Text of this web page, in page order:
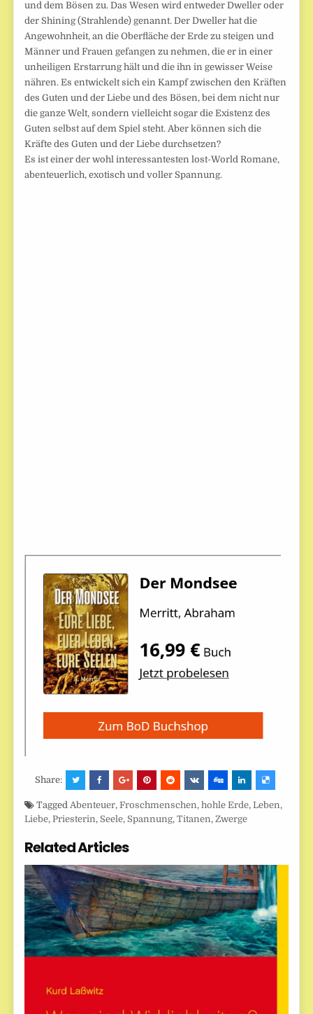
und dem Bösen zu. Das Wesen wird entweder Dweller oder
der Shining (Strahlende) genannt. Der Dweller hat die
Angewohnheit, an die Oberfläche der Erde zu steigen und
Männer und Frauen gefangen zu nehmen, die er in einer
unheiligen Erstarrung hält und die ihn in gewisser Weise
nähren. Es entwickelt sich ein Kampf zwischen den Kräften
des Guten und der Liebe und des Bösen, bei dem nicht nur
die ganze Welt, sondern vielleicht sogar die Existenz des
Guten selbst auf dem Spiel steht. Aber können sich die
Kräfte des Guten und der Liebe durchsetzen?
Es ist einer der wohl interessantesten lost-World Romane,
abenteuerlich, exotisch und voller Spannung.
Share:
TaggedAbenteuer,Froschmenschen,hohle Erde,Leben,
Liebe,Priesterin, Seele, Spannung,Titanen,Zwerge
Related Articles